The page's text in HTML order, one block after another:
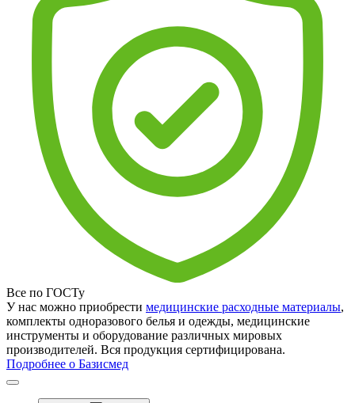
Все по ГОСТу
У нас можно приобрести медицинские расходные материалы,
комплекты одноразового белья и одежды, медицинские
инструменты и оборудование различных мировых
производителей. Вся продукция сертифицирована.
Подробнее о Базисмед